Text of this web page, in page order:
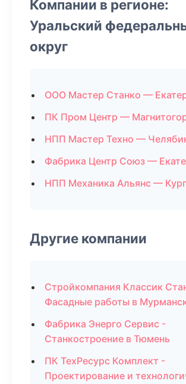
Компании в регионе:
Уральский
округ
ООО Мастер Станко —
ПК Пром Центр —
НПП Мастер Техно —
Фабрика Центр Союз —
НПП Механика Альянс —
Другие компании
Стройкомпания Классик
Фасадные работы в
Фабрика Энерго Сервис -
Станкостроение в Тюмень
ПК ТехРесурс Комплект -
Проектирование и